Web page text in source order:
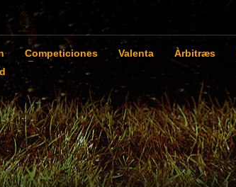
Competiciones Valenta Àrbitræs